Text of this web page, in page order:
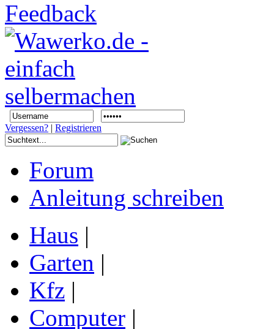
Vergessen? | Registrieren
Forum
Anleitung schreiben
Haus |
Garten |
Kfz |
Computer |